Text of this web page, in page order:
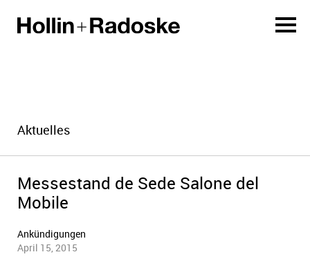
Aktuelles
Messestand de Sede Salone del
Mobile
Ankündigungen
April 15, 2015